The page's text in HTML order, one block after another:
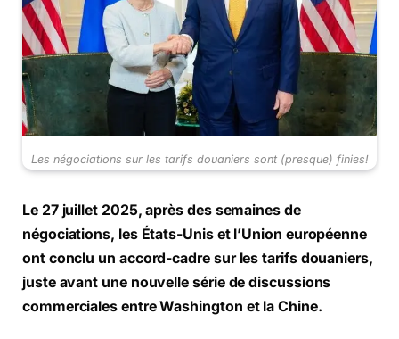
Les négociations sur les tarifs douaniers sont (presque) finies!
Le 27 juillet 2025, après des semaines de
négociations, les États-Unis et l’Union européenne
ont conclu un accord-cadre sur les tarifs douaniers,
juste avant une nouvelle série de discussions
commerciales entre Washington et la Chine.